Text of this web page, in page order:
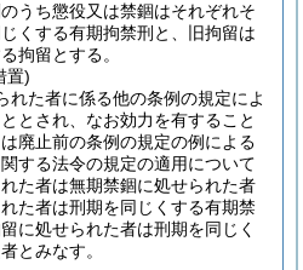
うち懲役又は禁錮はそれぞれそ
くする有期拘禁刑と、旧拘留は
拘留とする。
置)
れた者に係る他の条例の規定によ
とされ、なお効力を有すること
廃止前の条例の規定の例による
する法令の規定の適用について
た者は無期禁錮に処せられた者
た者は刑期を同じくする有期禁
に処せられた者は刑期を同じく
とみなす。